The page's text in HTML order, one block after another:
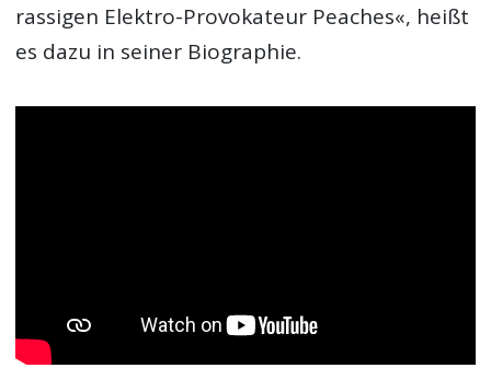
rassigen Elektro-Provokateur Peaches«, heißt
es dazu in seiner Biographie.